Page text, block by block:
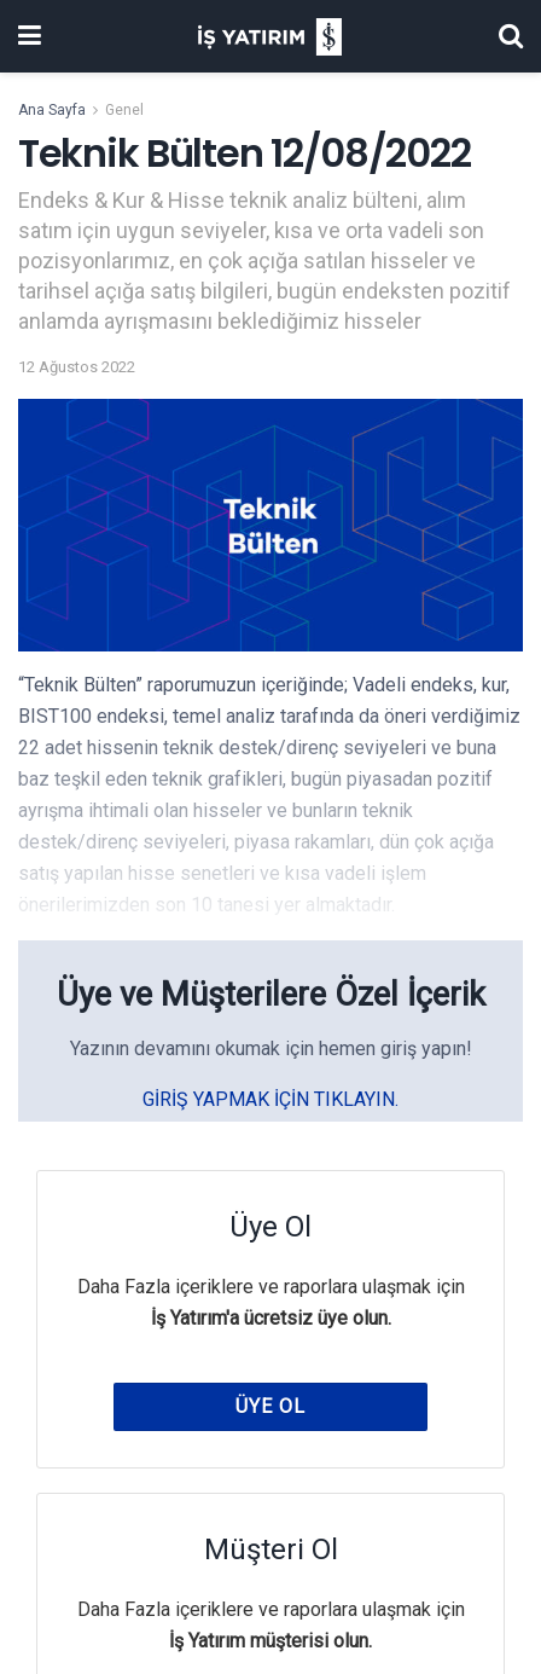
Ana Sayfa Genel
Teknik Bülten 12/08/2022
Endeks & Kur & Hisse teknik analiz bülteni, alım
satım için uygun seviyeler, kısa ve orta vadeli son
pozisyonlarımız, en çok açığa satılan hisseler ve
tarihsel açığa satış bilgileri, bugün endeksten pozitif
anlamda ayrışmasını beklediğimiz hisseler
12 Ağustos 2022
“Teknik Bülten” raporumuzun içeriğinde; Vadeli endeks, kur,
BIST100 endeksi, temel analiz tarafında da öneri verdiğimiz
22 adet hissenin teknik destek/direnç seviyeleri ve buna
baz teşkil eden teknik grafikleri, bugün piyasadan pozitif
ayrışma ihtimali olan hisseler ve bunların teknik
destek/direnç seviyeleri, piyasa rakamları, dün çok açığa
satış yapılan hisse senetleri ve kısa vadeli işlem
önerilerimizden son 10 tanesi yer almaktadır.
Üye ve Müşterilere Özel İçerik
Yazının devamını okumak için hemen giriş yapın!
GIRIŞ YAPMAK IÇIN TIKLAYIN.
Üye Ol
Daha Fazla içeriklere ve raporlara ulaşmak için
İş Yatırım'a ücretsiz üye olun.
ÜYE OL
Müşteri Ol
Daha Fazla içeriklere ve raporlara ulaşmak için
İş Yatırım müşterisi olun.